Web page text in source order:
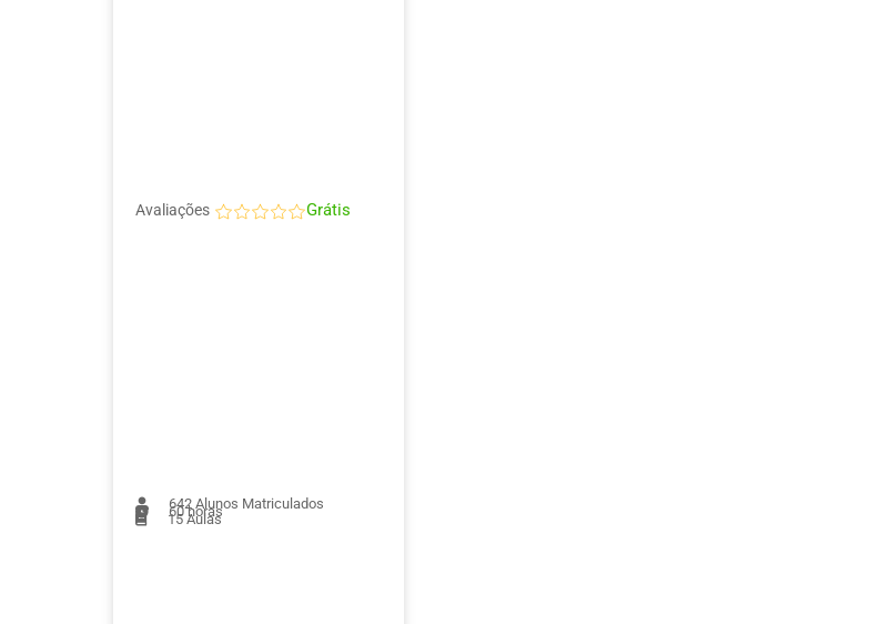
Avaliações Grátis
642 Alunos Matriculados
60 horas
15Aulas